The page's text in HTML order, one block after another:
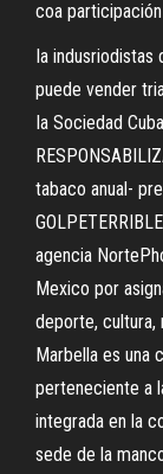
coa
Ia indusriodistas
puede vender
Ia Sociedad
tabaco anual-
agencia
Mexico por
deporte, cultura,
Marbella es una
perteneciente a
integrada en la
sede de la